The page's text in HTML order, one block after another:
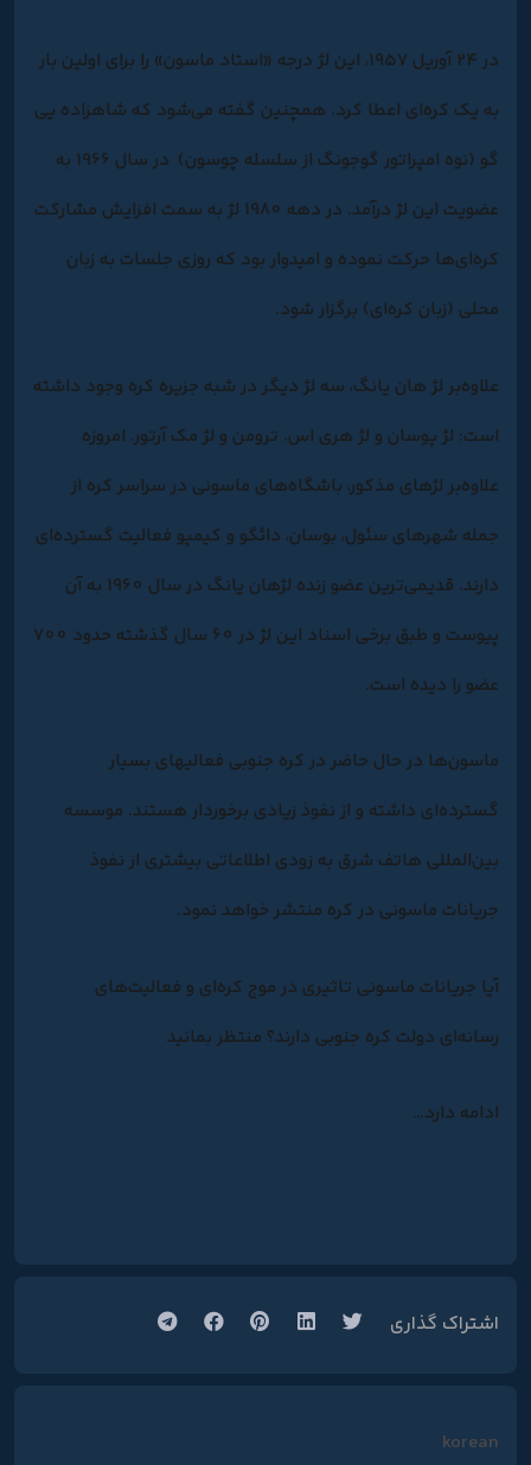
در 24 آوریل 1957، این لژ درجه «استاد ماسون» را برای اولین بار
به یک کره‌ای اعطا کرد. همچنین گفته می‌شود که شاهزاده یی
گو (نوه امپراتور گوجونگ از سلسله چوسون) در سال 1966 به
عضویت این لژ درآمد. در دهه 1980 لژ به سمت افزایش مشارکت
کره‌ای‌ها حرکت نموده و امیدوار بود که روزی جلسات به زبان
محلی (زبان کره‌ای) برگزار شود.
علاوه‌بر لژ هان یانگ، سه لژ دیگر در شبه جزیره کره وجود داشته
است: لژ پوسان و لژ هری اس. ترومن و لژ مک آرتور. امروزه
علاوه‌بر لژهای مذکور، باشگاه‌های ماسونی در سراسر کره از
جمله شهرهای سئول، بوسان، دائگو و کیمپو فعالیت گسترده‌ای
دارند. قدیمی‌ترین عضو زنده لژهان یانگ در سال 1960 به آن
پیوست و طبق برخی اسناد این لژ در 60 سال گذشته حدود 700
عضو را دیده‌ است.
ماسون‌ها در حال حاضر در کره جنوبی فعالیهای بسیار
گسترده‌ای داشته و از نفوذ زیادی برخوردار هستند. موسسه
بین‌المللی هاتف شرق به زودی اطلاعاتی بیشتری از نفوذ
جریانات ماسونی در کره منتشر خواهد نمود.
آیا جریانات ماسونی تاثیری در موج کره‌ای و فعالیت‌های
رسانه‌ای دولت کره جنوبی دارند؟ منتظر بمانید
ادامه دارد…
اشتراک گذاری
korean